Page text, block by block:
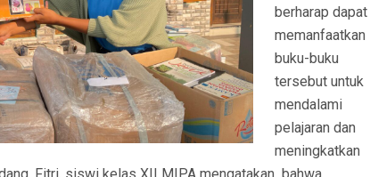
berharap dapat
memanfaatkan
buku-buku
tersebut untuk
mendalami
pelajaran dan
meningkatkan